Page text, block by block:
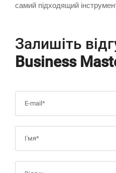
самий підходящий
Залишіть
Business